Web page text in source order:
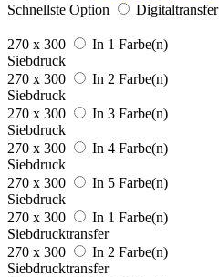
Schnellste Option
Digitaltransfer
270 x 300
In 1 Farbe(n)
Siebdruck
270 x 300
In 2 Farbe(n)
Siebdruck
270 x 300
In 3 Farbe(n)
Siebdruck
270 x 300
In 4 Farbe(n)
Siebdruck
270 x 300
In 5 Farbe(n)
Siebdruck
270 x 300
In 1 Farbe(n)
Siebdrucktransfer
270 x 300
In 2 Farbe(n)
Siebdrucktransfer